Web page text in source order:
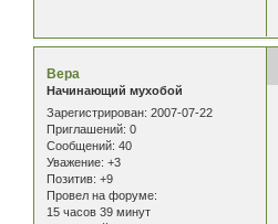
Вера
Начинающий мухобой
Зарегистрирован: 2007-07-22
Приглашений: 0
Сообщений: 40
Уважение: +3
Позитив: +9
Провел на форуме:
15 часов 39 минут